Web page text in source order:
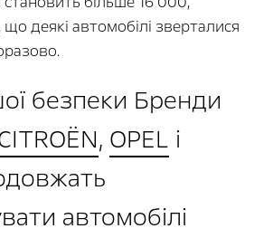
деякі автомобілі зверталися
безпеки Бренди
, OPEL і
автомобілі